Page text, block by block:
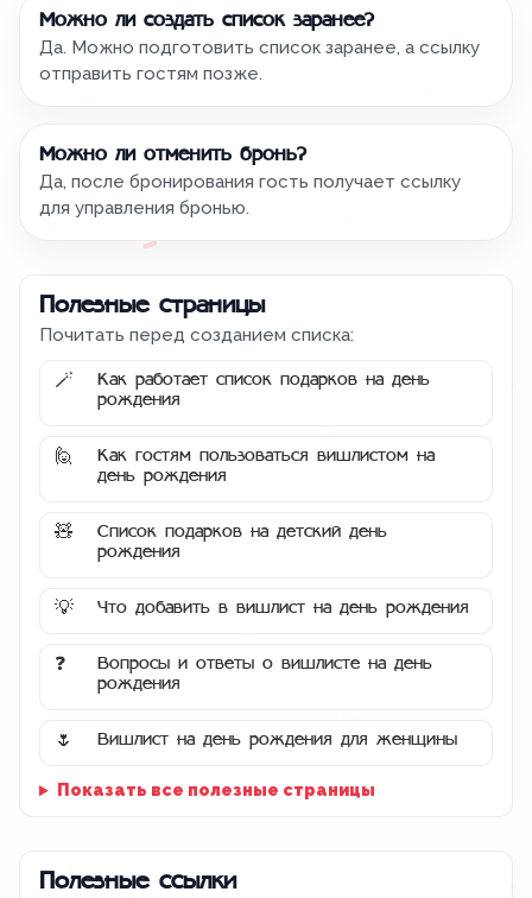
Можно ли создать список заранее?
Да. Можно подготовить список заранее, а ссылку
отправить гостям позже.
Можно ли отменить бронь?
Да, после бронирования гость получает ссылку
для управления бронью.
Полезные страницы
Почитать перед созданием списка:
🪄
Как работает список подарков на день
рождения
🙋
Как гостям пользоваться вишлистом на
день рождения
🧸
Список подарков на детский день
рождения
💡 Что добавить в вишлист на день рождения
❓
Вопросы и ответы о вишлисте на день
рождения
🌷 Вишлист на день рождения для женщины
Показать все полезные страницы
Полезные ссылки